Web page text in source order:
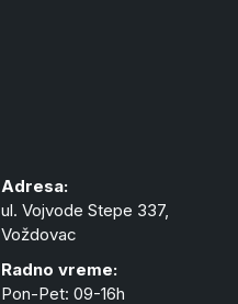
Adresa:
ul. Vojvode Stepe 337,
Voždovac
Radno vreme:
Pon-Pet: 09-16h